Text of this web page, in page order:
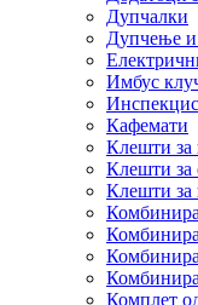
Дупчалки
Дупчење
Имбус
Кафемати
Клешти за
Клешти за
Клешти за
Комплет